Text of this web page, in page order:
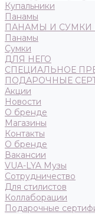
Купальники
Панамы
ПАНАМЫ И СУМКИ
Панамы
Сумки
ДЛЯ НЕГО
СПЕЦИАЛЬНОЕ
ПОДАРОЧНЫЕ
Акции
Новости
О бренде
Магазины
Контакты
О бренде
Вакансии
VUA-LYA Музы
Сотрудничество
Для стилистов
Коллаборации
Подарочные